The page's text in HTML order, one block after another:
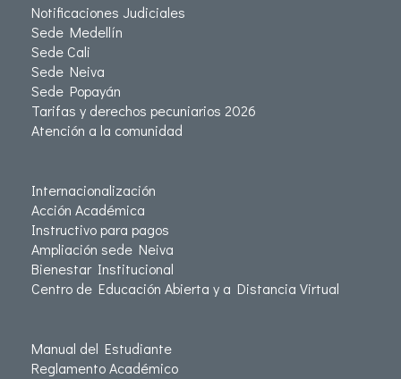
Notificaciones Judiciales
Sede Medellín
Sede Cali
Sede Neiva
Sede Popayán
Tarifas y derechos pecuniarios 2026
Atención a la comunidad
Internacionalización
Acción Académica
Instructivo para pagos
Ampliación sede Neiva
Bienestar Institucional
Centro de Educación Abierta y a Distancia Virtual
Manual del Estudiante
Reglamento Académico